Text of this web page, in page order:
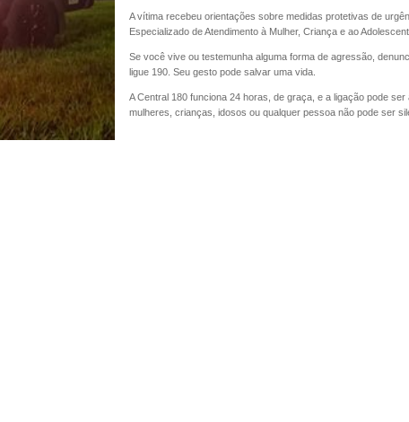
A vítima recebeu orientações sobre medidas protetivas de
Especializado de Atendimento à Mulher, Criança e ao
Se você vive ou testemunha alguma forma de agressão,
ligue 190. Seu gesto pode salvar uma vida.
A Central 180 funciona 24 horas, de graça, e a ligação pode
mulheres, crianças, idosos ou qualquer pessoa não pode ser